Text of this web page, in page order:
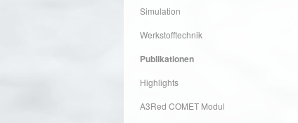
Simulation
Werkstofftechnik
Publikationen
Highlights
A3Red COMET Modul